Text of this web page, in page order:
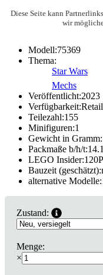
Diese Seite kann
wir
Modell:75369
Thema:
Star Wars
Mechs
Veröffentlicht:2023
Verfügbarkeit:Retail
Teilezahl:155
Minifiguren:1
Gewicht in Gramm:
Packmaße b/h/t:
LEGO Insider:120
Bauzeit (geschätzt):
alternative Modelle:
Zustand:
Menge:
×